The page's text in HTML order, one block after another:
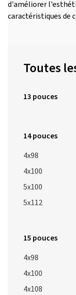
d'améliorer
caractéristiques de
Toutes
13 pouces
14 pouces
4x98
4x100
5x100
5x112
15 pouces
4x98
4x100
4x108